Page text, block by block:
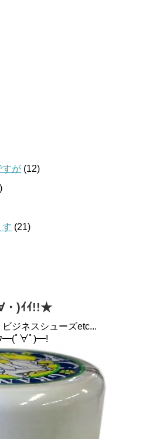
すが (12)
す (21)
・)ｲｲ!!★
ジネスシューズetc...
ﾀ━(ﾟ∀ﾟ)━!